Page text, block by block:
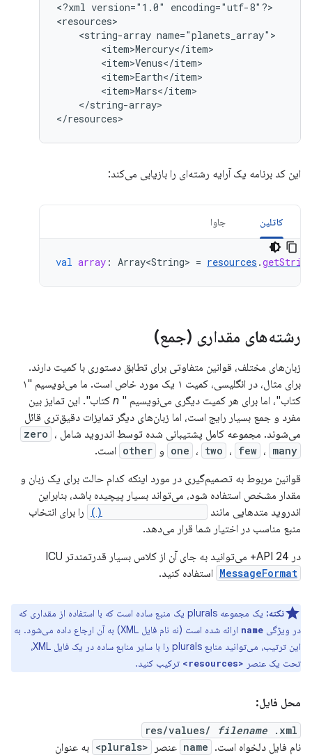
<?xml version="1.0"
encoding="utf-8"?>
<string-array
</string-array>
</resources>
این کد برنامه یک آرایه رشته‌ای را بازیابی می‌کند:
کاتلین جاوا
val array : Array<String> = resources .
رشته‌های مقداری (جمع)
زبان‌های مختلف، قوانین متفاوتی برای تطابق دستوری با کمیت دارند.
برای مثال، در انگلیسی، کمیت ۱ یک مورد خاص است. ما می‌نویسیم "۱
کتاب"، اما برای هر کمیت دیگری می‌نویسیم " n کتاب". این تمایز بین
مفرد و جمع بسیار رایج است، اما زبان‌های دیگر تمایزات دقیق‌تری قائل
می‌شوند. مجموعه کامل پشتیبانی شده توسط اندروید شامل
zero ،
one ، two ، few ، many و other است.
قوانین مربوط به تصمیم‌گیری در مورد اینکه کدام حالت برای یک زبان و
مقدار مشخص استفاده شود، می‌تواند بسیار پیچیده باشد، بنابراین
اندروید متدهایی مانند
را برای انتخاب
منبع مناسب در اختیار شما قرار می‌دهد.
در API 24+ می‌توانید به جای آن از کلاس بسیار قدرتمندتر ICU
MessageFormat استفاده کنید.
نکته:
یک مجموعه plurals یک منبع ساده است که با استفاده از مقداری که
در ویژگی name
ارائه شده است (نه نام فایل XML) به آن ارجاع داده می‌شود. به
این ترتیب، می‌توانید منابع plurals را با سایر منابع ساده در یک فایل XML،
تحت یک عنصر <resources> ترکیب کنید.
محل فایل:
res/values/ filename .xml
نام فایل دلخواه است. name عنصر <plurals>
به عنوان